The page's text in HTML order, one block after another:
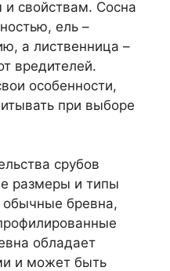
и свойствам. Сосна
ель –
а лиственница –
вредителей.
особенности,
при выборе
срубов
размеры и типы
обычные бревна,
обладает
и может быть